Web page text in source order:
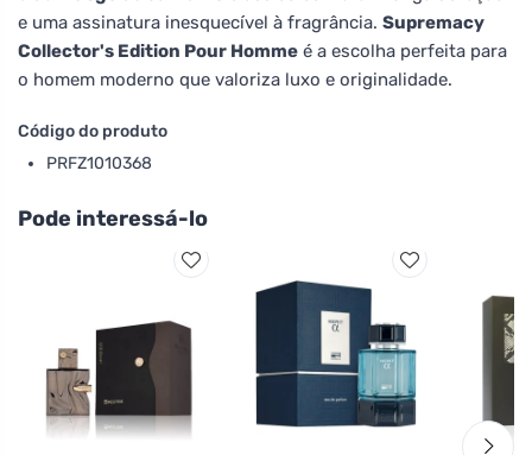
e uma assinatura inesquecível à fragrância. Supremacy
Collector's Edition Pour Homme é a escolha perfeita para
o homem moderno que valoriza luxo e originalidade.
Código do produto
PRFZ1010368
Pode interessá-lo